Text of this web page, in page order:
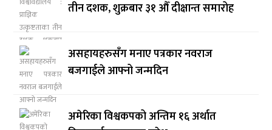
तीन दशक, शुक्रबार ३१ औँ दीक्षान्त समारोह
असहायहरुसँग मनाए पत्रकार नवराज
बजगाईले आफ्नो जन्मदिन
अमेरिका विश्वकपको अन्तिम १६ अर्थात